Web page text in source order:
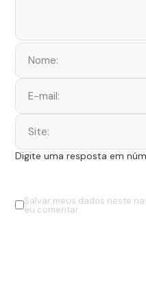
Salvar meus dados neste
eu comentar.
Digite uma resposta em